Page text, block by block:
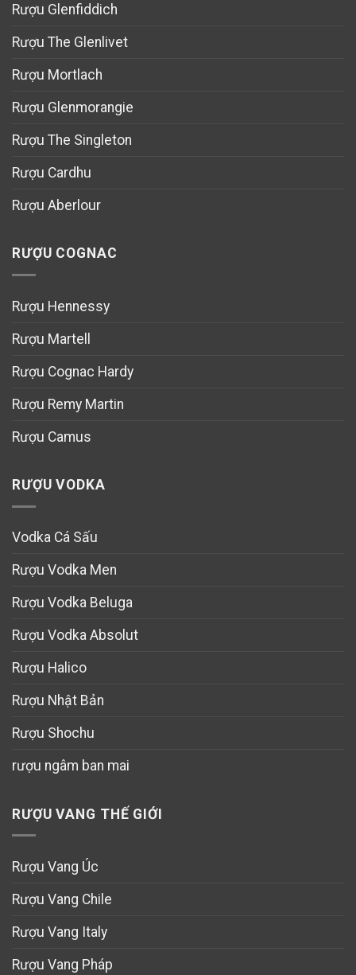
Rượu Glenfiddich
Rượu The Glenlivet
Rượu Mortlach
Rượu Glenmorangie
Rượu The Singleton
Rượu Cardhu
Rượu Aberlour
RƯỢU COGNAC
Rượu Hennessy
Rượu Martell
Rượu Cognac Hardy
Rượu Remy Martin
Rượu Camus
RƯỢU VODKA
Vodka Cá Sấu
Rượu Vodka Men
Rượu Vodka Beluga
Rượu Vodka Absolut
Rượu Halico
Rượu Nhật Bản
Rượu Shochu
rượu ngâm ban mai
RƯỢU VANG THẾ GIỚI
Rượu Vang Úc
Rượu Vang Chile
Rượu Vang Italy
Rượu Vang Pháp